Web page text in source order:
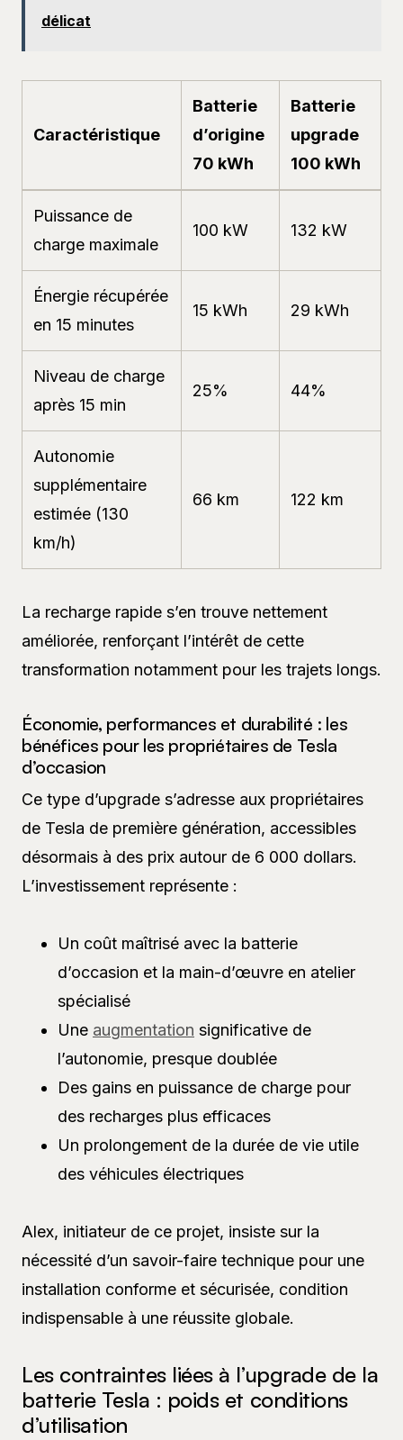
délicat
Caractéristique
Batterie
d’origine
70 kWh
Batterie
upgrade
100 kWh
Puissance de
charge maximale
100 kW 132 kW
Énergie récupérée
en 15 minutes
15 kWh 29 kWh
Niveau de charge
après 15 min
25% 44%
Autonomie
supplémentaire
estimée (130
km/h)
66 km 122 km
La recharge rapide s’en trouve nettement
améliorée, renforçant l’intérêt de cette
transformation notamment pour les trajets longs.
Économie, performances et durabilité : les
bénéfices pour les propriétaires de Tesla
d’occasion
Ce type d’upgrade s’adresse aux propriétaires
de Tesla de première génération, accessibles
désormais à des prix autour de 6 000 dollars.
L’investissement représente :
Un coût maîtrisé avec la batterie
d’occasion et la main-d’œuvre en atelier
spécialisé
Une augmentation significative de
l’autonomie, presque doublée
Des gains en puissance de charge pour
des recharges plus efficaces
Un prolongement de la durée de vie utile
des véhicules électriques
Alex, initiateur de ce projet, insiste sur la
nécessité d’un savoir-faire technique pour une
installation conforme et sécurisée, condition
indispensable à une réussite globale.
Les contraintes liées à l’upgrade de la
batterie Tesla : poids et conditions
d’utilisation